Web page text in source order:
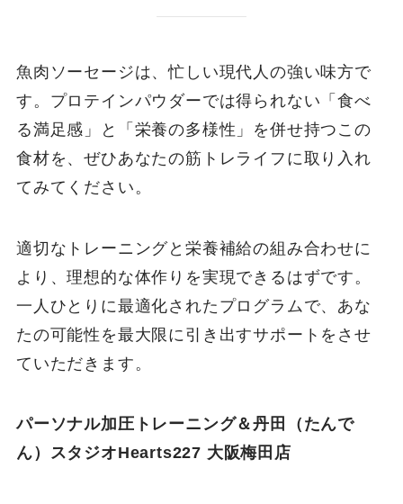
魚肉ソーセージは、忙しい現代人の強い味方で
す。プロテインパウダーでは得られない「食べ
る満足感」と「栄養の多様性」を併せ持つこの
食材を、ぜひあなたの筋トレライフに取り入れ
てみてください。
適切なトレーニングと栄養補給の組み合わせに
より、理想的な体作りを実現できるはずです。
一人ひとりに最適化されたプログラムで、あな
たの可能性を最大限に引き出すサポートをさせ
ていただきます。
パーソナル加圧トレーニング＆丹田（たんで
ん）スタジオHearts227 大阪梅田店